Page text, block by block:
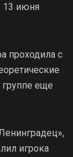
13 июня
проходила с
группе еще
игрока